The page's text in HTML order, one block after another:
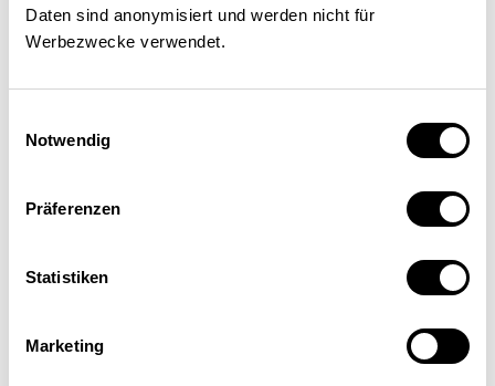
Daten sind anonymisiert und werden nicht für
Werbezwecke verwendet.
Notwendig
Präferenzen
Statistiken
Marketing
Direktor Swissnex, Shanghai